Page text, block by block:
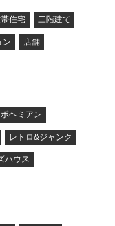
住宅 三階建て
ン 店舗
ボヘミアン
レトロ&ジャンク
ハウス